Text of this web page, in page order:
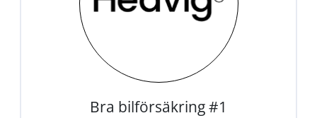
Bra bilförsäkring #1